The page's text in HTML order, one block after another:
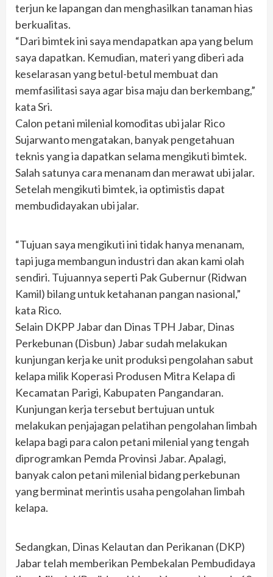
terjun ke lapangan dan menghasilkan tanaman hias
berkualitas.
“Dari bimtek ini saya mendapatkan apa yang belum
saya dapatkan. Kemudian, materi yang diberi ada
keselarasan yang betul-betul membuat dan
memfasilitasi saya agar bisa maju dan berkembang,”
kata Sri.
Calon petani milenial komoditas ubi jalar Rico
Sujarwanto mengatakan, banyak pengetahuan
teknis yang ia dapatkan selama mengikuti bimtek.
Salah satunya cara menanam dan merawat ubi jalar.
Setelah mengikuti bimtek, ia optimistis dapat
membudidayakan ubi jalar.
“Tujuan saya mengikuti ini tidak hanya menanam,
tapi juga membangun industri dan akan kami olah
sendiri. Tujuannya seperti Pak Gubernur (Ridwan
Kamil) bilang untuk ketahanan pangan nasional,”
kata Rico.
Selain DKPP Jabar dan Dinas TPH Jabar, Dinas
Perkebunan (Disbun) Jabar sudah melakukan
kunjungan kerja ke unit produksi pengolahan sabut
kelapa milik Koperasi Produsen Mitra Kelapa di
Kecamatan Parigi, Kabupaten Pangandaran.
Kunjungan kerja tersebut bertujuan untuk
melakukan penjajagan pelatihan pengolahan limbah
kelapa bagi para calon petani milenial yang tengah
diprogramkan Pemda Provinsi Jabar. Apalagi,
banyak calon petani milenial bidang perkebunan
yang berminat merintis usaha pengolahan limbah
kelapa.
Sedangkan, Dinas Kelautan dan Perikanan (DKP)
Jabar telah memberikan Pembekalan Pembudidaya